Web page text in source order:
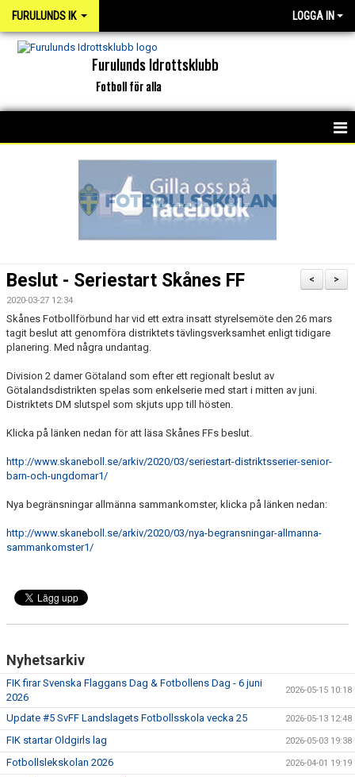
FURULUNDS IK LOGGA IN
Furulunds Idrottsklubb
Fotboll för alla
INTERKAPTEN
NYHETSARKIV
FOTBOLL
MEDLEM
LEDARE
SPONSRING & ANNONSPLATSER
KALENDER
>
<
Beslut - Seriestart Skånes FF
2020-03-27 12:34
Skånes Fotbollförbund har vid ett extra insatt styrelsemöte den 26 mars
tagit beslut att genomföra distriktets tävlingsverksamhet enligt tidigare
planering. Med några undantag.
Division 2 damer Götaland som efter ett regionalt beslut av
Götalandsdistrikten spelas som enkelserie med start i mitten av juni.
Distriktets DM slutspel som skjuts upp till hösten.
Klicka på länken nedan för att läsa Skånes FFs beslut.
http://www.skaneboll.se/arkiv/2020/03/seriestart-distriktsserier-senior-
barn-och-ungdomar1/
Nya begränsningar allmänna sammankomster, klicka på länken nedan:
http://www.skaneboll.se/arkiv/2020/03/nya-begransningar-allmanna-
sammankomster1/
Nyhetsarkiv
FIK firar Svenska Flaggans Dag & Fotbollens Dag - 6 juni
2026
2026-05-15 10:18
Update #5 SvFF Landslagets Fotbollsskola vecka 25 2026-05-13 12:48
FIK startar Oldgirls lag 2026-05-03 19:38
Fotbollslekskolan 2026 2026-04-01 19:19